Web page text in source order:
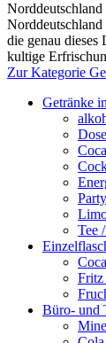
die genau
kultige
Zur Kategorie
Getränke
Tee
Büro- und